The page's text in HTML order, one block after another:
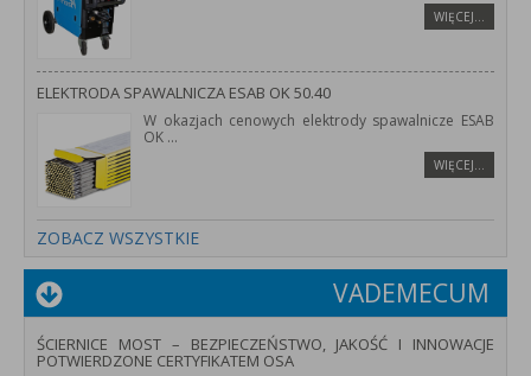
WIĘCEJ…
ELEKTRODA SPAWALNICZA ESAB OK 50.40
W okazjach cenowych elektrody spawalnicze ESAB
OK ...
WIĘCEJ…
ZOBACZ WSZYSTKIE
VADEMECUM
ŚCIERNICE MOST – BEZPIECZEŃSTWO, JAKOŚĆ I INNOWACJE
POTWIERDZONE CERTYFIKATEM OSA